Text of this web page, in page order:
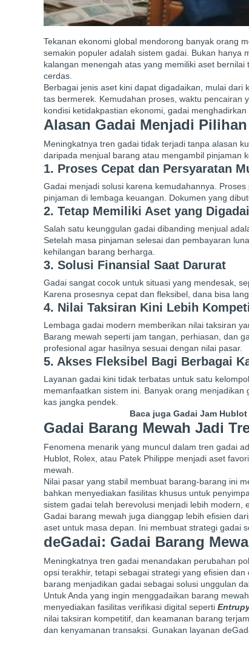
Tekanan ekonomi global mendorong banyak orang
semakin populer adalah sistem gadai. Bukan hanya
kalangan menengah atas yang memiliki aset
cerdas.
Berbagai jenis aset kini dapat digadaikan, mulai
tas bermerek. Kemudahan proses, waktu pencairan
kondisi ketidakpastian ekonomi, gadai
Alasan Gadai Menjadi
Meningkatnya tren gadai tidak terjadi tanpa alasan
daripada menjual barang atau mengambil pinjaman
1. Proses Cepat dan Persyaratan
Gadai menjadi solusi karena kemudahannya.
pinjaman di lembaga keuangan. Dokumen yang
2. Tetap Memiliki Aset yang
Salah satu keunggulan gadai dibanding menjual
Setelah masa pinjaman selesai dan pembayaran
kehilangan barang berharga.
3. Solusi Finansial Saat Darurat
Gadai sangat cocok untuk situasi yang mendesak,
Karena prosesnya cepat dan fleksibel, dana bisa
4. Nilai Taksiran Kini Lebih
Lembaga gadai modern memberikan nilai taksiran
Barang mewah seperti jam tangan, perhiasan, dan
profesional agar hasilnya sesuai dengan nilai pasar.
5. Akses Fleksibel Bagi Berbagai
Layanan gadai kini tidak terbatas untuk satu
memanfaatkan sistem ini. Banyak orang
kas jangka pendek.
Baca juga Gadai Jam
Gadai Barang Mewah Jadi
Fenomena menarik yang muncul dalam tren gadai
Hublot, Rolex, atau Patek Philippe menjadi aset
mewah.
Nilai pasar yang stabil membuat barang-barang ini
bahkan menyediakan fasilitas khusus untuk
sistem gadai telah berevolusi menjadi lebih modern,
Gadai barang mewah juga dianggap lebih efisien
aset untuk masa depan. Ini membuat strategi gadai
deGadai: Gadai Barang
Meningkatnya tren gadai menandakan perubahan
opsi terakhir, tetapi sebagai strategi yang efisien
barang menjadikan gadai sebagai solusi unggulan
Untuk Anda yang ingin menggadaikan barang
menyediakan fasilitas verifikasi digital seperti
nilai taksiran kompetitif, dan keamanan barang
dan kenyamanan transaksi. Gunakan layanan